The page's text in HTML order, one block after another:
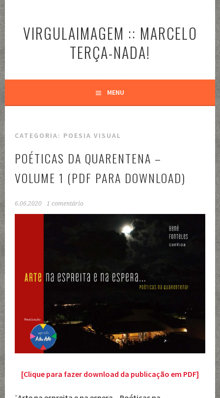
o
conteúdoVIRGULAIMAGEM :: MARCELO
TERÇA-NADA!
MENU
CATEGORIA: POESIA VISUAL
POÉTICAS DA QUARENTENA –
VOLUME 1 (PDF PARA DOWNLOAD)
6.06.2020 1 comentário
[Clique para fazer download da publicação em PDF]